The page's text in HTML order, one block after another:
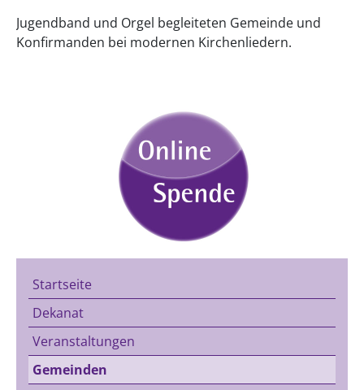
Jugendband und Orgel begleiteten Gemeinde und
Konfirmanden bei modernen Kirchenliedern.
Startseite
Dekanat
Veranstaltungen
Gemeinden